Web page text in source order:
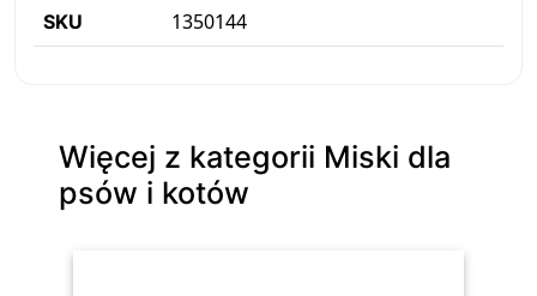
SKU 1350144
Więcej z kategorii Miski dla
psów i kotów